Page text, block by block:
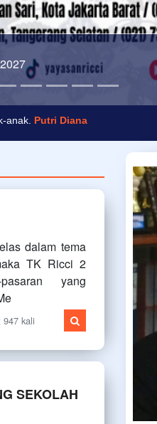
dengan brain gym
anak. Putri Diana
dalam tema
TK Ricci 2
yang
kali
SEKOLAH